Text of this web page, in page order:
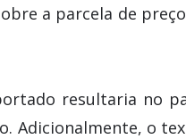
a parcela de
resultaria no
Adicionalmente, o